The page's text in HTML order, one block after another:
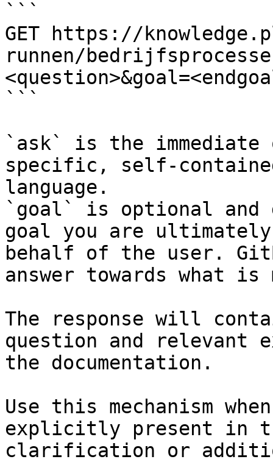
```
GET https://
runnen/
```
`ask` is the
specific, self-
language.
`goal` is optional and
goal you are
behalf of the user.
answer towards what
The response will
question and relevant
the documentation.
Use this mechanism
explicitly present in
clarification or